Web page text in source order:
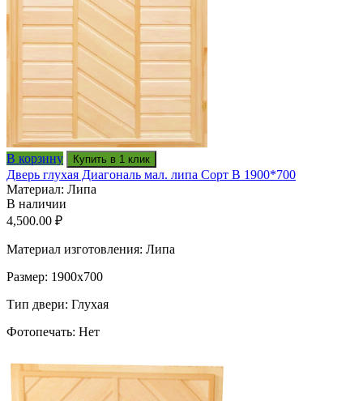
В корзину Купить в 1 клик
Дверь глухая Диагональ мал. липа Сорт В 1900*700
Материал: Липа
В наличии
4,500.00 ₽
Материал изготовления: Липа
Размер: 1900х700
Тип двери: Глухая
Фотопечать: Нет